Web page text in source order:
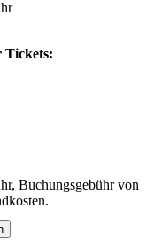
Tickets:
Buchungsgebühr von